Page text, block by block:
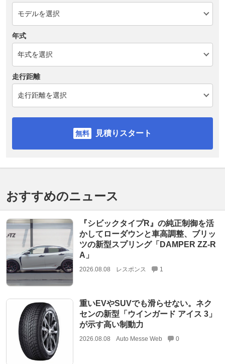
年式
走行距離
見積りスタート
おすすめのニュース
『シビックタイプR』の純正制御を活
かしてローダウンと車高調整、ブリッ
ツの新型スプリング「DAMPER ZZ-R
A」
2026.08.08 レスポンス 1
重いEVやSUVでも滑らせない。ネク
センの新型「ウインガード アイス 3」
が示す高い制動力
2026.08.08 Auto Messe Web 0